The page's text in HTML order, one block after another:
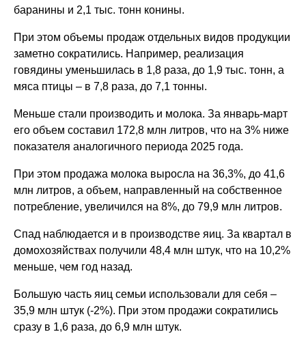
баранины и 2,1 тыс. тонн конины.
При этом объемы продаж отдельных видов продукции
заметно сократились. Например, реализация
говядины уменьшилась в 1,8 раза, до 1,9 тыс. тонн, а
мяса птицы – в 7,8 раза, до 7,1 тонны.
Меньше стали производить и молока. За январь-март
его объем составил 172,8 млн литров, что на 3% ниже
показателя аналогичного периода 2025 года.
При этом продажа молока выросла на 36,3%, до 41,6
млн литров, а объем, направленный на собственное
потребление, увеличился на 8%, до 79,9 млн литров.
Спад наблюдается и в производстве яиц. За квартал в
домохозяйствах получили 48,4 млн штук, что на 10,2%
меньше, чем год назад.
Большую часть яиц семьи использовали для себя –
35,9 млн штук (-2%). При этом продажи сократились
сразу в 1,6 раза, до 6,9 млн штук.